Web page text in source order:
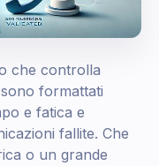
che controlla
formattati
e fatica e
fallite. Che
o un grande